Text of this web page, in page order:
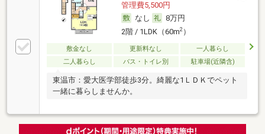
管理費5,500円
なし
8万円
2階 / 1LDK（60m2）
敷金なし 更新料なし
一人暮らし
二人暮らし
バス・トイレ別 駐車場(近隣含)
東温市：愛大医学部徒歩3分。綺麗な1ＬＤＫでペット
一緒に暮らしませんか。